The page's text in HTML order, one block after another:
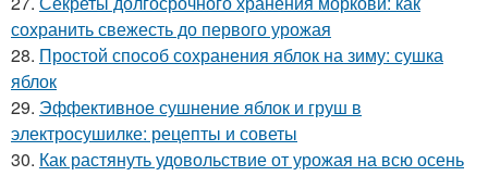
сохранить свежесть до первого урожая
28. Простой способ сохранения яблок на зиму: сушка
яблок
29. Эффективное сушнение яблок и груш в
электросушилке: рецепты и советы
30. Как растянуть удовольствие от урожая на всю осень